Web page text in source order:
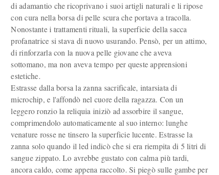
di adamantio che ricoprivano i suoi artigli naturali e li ripose
con cura nella borsa di pelle scura che portava a tracolla.
Nonostante i trattamenti rituali, la superficie della sacca
profanatrice si stava di nuovo usurando. Pensò, per un attimo,
di rinforzarla con la nuova pelle giovane che aveva
sottomano, ma non aveva tempo per queste apprensioni
estetiche.
Estrasse dalla borsa la zanna sacrificale, intarsiata di
microchip, e l'affondò nel cuore della ragazza. Con un
leggero ronzio la reliquia iniziò ad assorbire il sangue,
comprimendolo automaticamente al suo interno: lunghe
venature rosse ne tinsero la superficie lucente. Estrasse la
zanna solo quando il led indicò che si era riempita di 5 litri di
sangue zippato. Lo avrebbe gustato con calma più tardi,
ancora caldo, come appena raccolto. Si piegò sulle gambe per